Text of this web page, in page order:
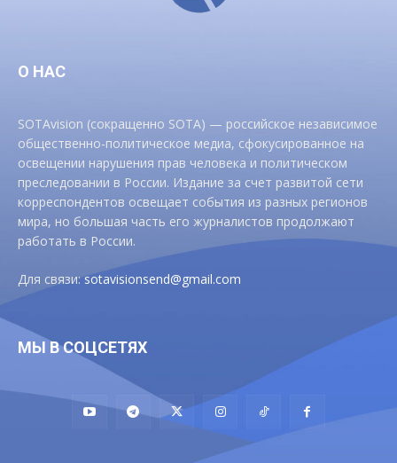
О НАС
SOTAvision (сокращенно SOTA) — российское независимое
общественно-политическое медиа, сфокусированное на
освещении нарушения прав человека и политическом
преследовании в России. Издание за счет развитой сети
корреспондентов освещает события из разных регионов
мира, но большая часть его журналистов продолжают
работать в России.
Для связи:sotavisionsend@gmail.com
МЫ В СОЦСЕТЯХ